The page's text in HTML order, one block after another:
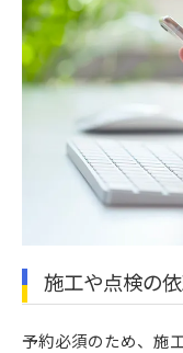
施工や点検の
予約必須のため、施